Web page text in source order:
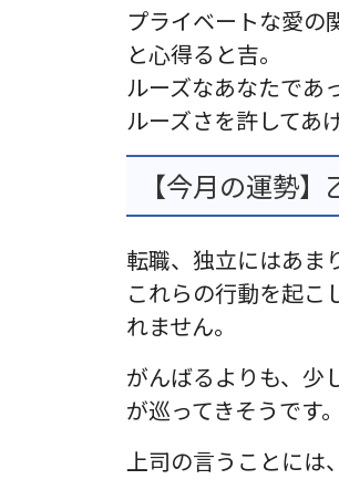
プライベートな愛の
と心得ると吉。
ルーズなあなたであ
ルーズさを許してあ
【今月の運勢
転職、独立にはあま
これらの行動を起こ
れません。
がんばるよりも、少
が巡ってきそうです
上司の言うことには